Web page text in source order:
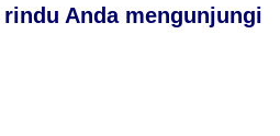
Anda mengunjungi